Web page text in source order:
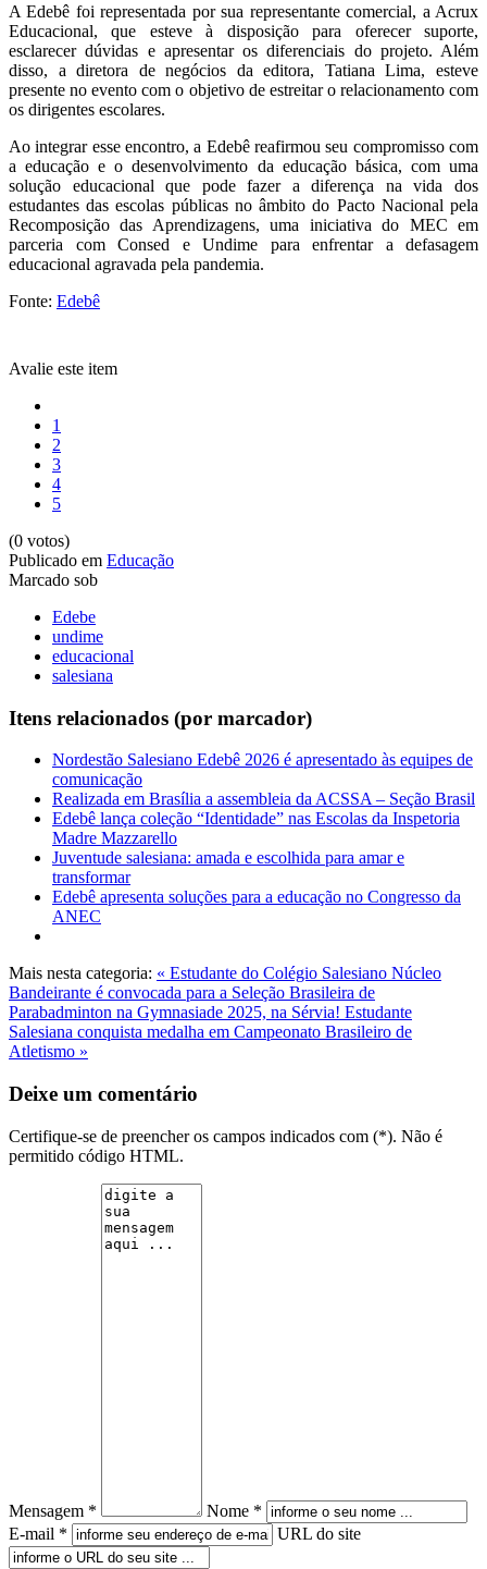
A Edebê foi representada por sua representante comercial, a Acrux
Educacional, que esteve à disposição para oferecer suporte,
esclarecer dúvidas e apresentar os diferenciais do projeto. Além
disso, a diretora de negócios da editora, Tatiana Lima, esteve
presente no evento com o objetivo de estreitar o relacionamento com
os dirigentes escolares.
Ao integrar esse encontro, a Edebê reafirmou seu compromisso com
a educação e o desenvolvimento da educação básica, com uma
solução educacional que pode fazer a diferença na vida dos
estudantes das escolas públicas no âmbito do Pacto Nacional pela
Recomposição das Aprendizagens, uma iniciativa do MEC em
parceria com Consed e Undime para enfrentar a defasagem
educacional agravada pela pandemia.
Fonte: Edebê
Avalie este item
1
2
3
4
5
(0 votos)
Publicado em Educação
Marcado sob
Edebe
undime
educacional
salesiana
Itens relacionados (por marcador)
Nordestão Salesiano Edebê 2026 é apresentado às equipes de
comunicação
Realizada em Brasília a assembleia da ACSSA – Seção Brasil
Edebê lança coleção “Identidade” nas Escolas da Inspetoria
Madre Mazzarello
Juventude salesiana: amada e escolhida para amar e
transformar
Edebê apresenta soluções para a educação no Congresso da
ANEC
Mais nesta categoria: « Estudante do Colégio Salesiano Núcleo
Bandeirante é convocada para a Seleção Brasileira de
Parabadminton na Gymnasiade 2025, na Sérvia! Estudante
Salesiana conquista medalha em Campeonato Brasileiro de
Atletismo »
Deixe um comentário
Certifique-se de preencher os campos indicados com (*). Não é
permitido código HTML.
Mensagem *
Nome *
E-mail *
URL do site